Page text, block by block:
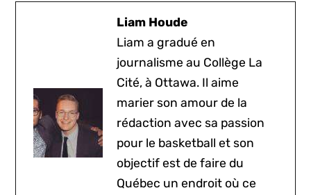
Liam Houde
Liam a gradué en
journalisme au Collège La
Cité, à Ottawa. Il aime
marier son amour de la
rédaction avec sa passion
pour le basketball et son
objectif est de faire du
Québec un endroit où ce